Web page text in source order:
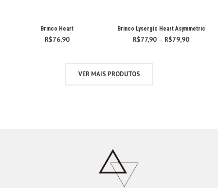
Brinco Heart
R$76,90
Brinco Lysergic Heart Asymmetric
R$77,90 – R$79,90
VER MAIS PRODUTOS